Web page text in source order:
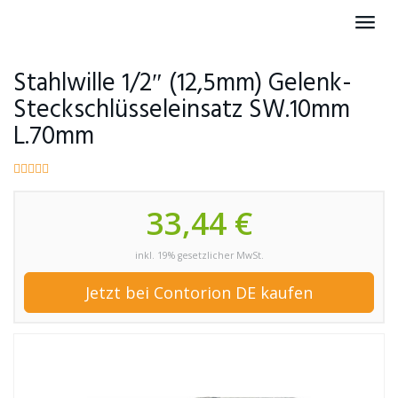
Stahlwille 1/2″ (12,5mm) Gelenk-
Steckschlüsseleinsatz SW.10mm
L.70mm
33,44 €
inkl. 19% gesetzlicher MwSt.
Jetzt bei Contorion DE kaufen